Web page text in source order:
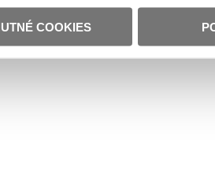
COOKIES